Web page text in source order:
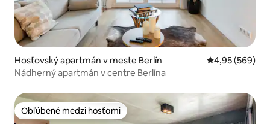
Hosťovský apartmán v meste Berlín Priemerné
4,95 (569)
Nádherný apartmán v centre Berlína
Obľúbené medzi hosťami
Obľúbené medzi hosťami